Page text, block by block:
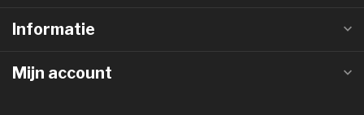
Informatie
Mijn account